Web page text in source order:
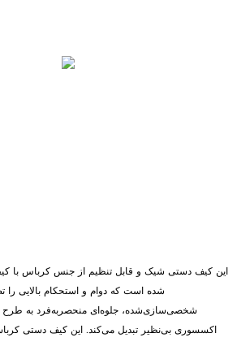
این کیف دستی شیک و قابل تنظیم از جنس کرباس با
شده است که دوام و استحکام بالایی
شخصی‌سازی‌شده، جلوه‌ای منحصربه‌فرد به طرح
اکسسوری بی‌نظیر تبدیل می‌کند. این کیف دستی